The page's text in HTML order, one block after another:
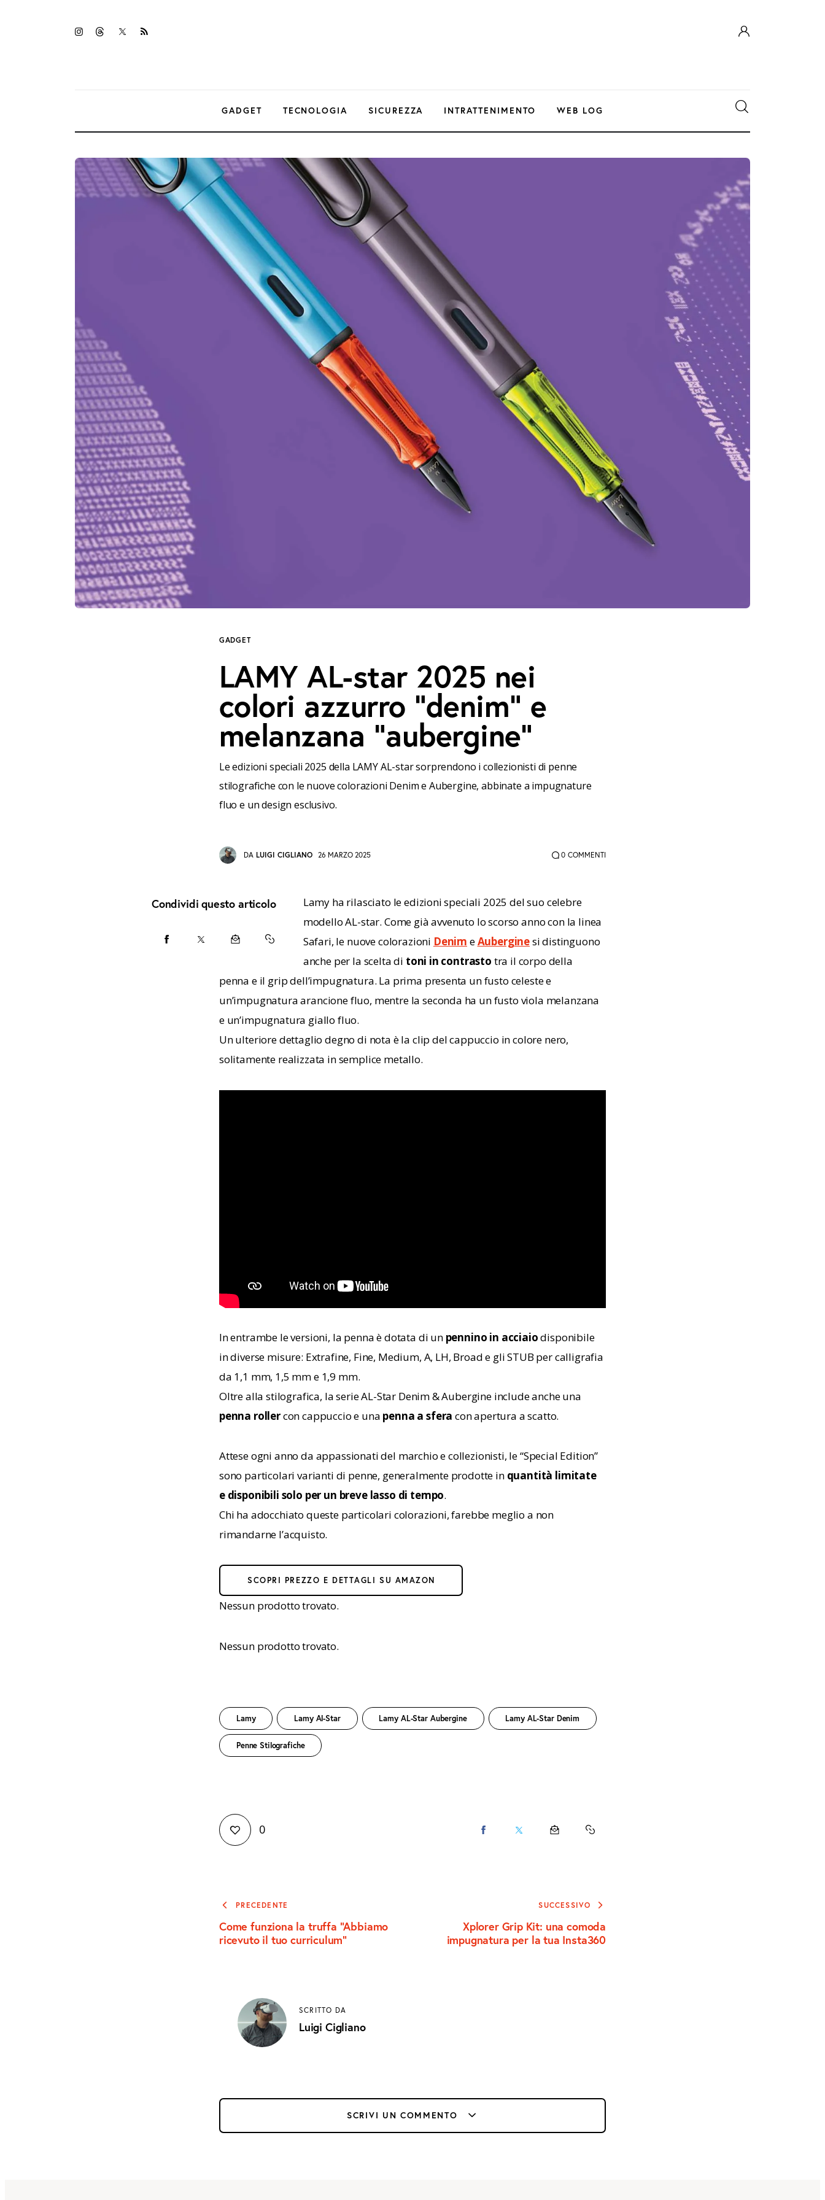
instagramm
threadstwitter-
rss
GADGET TECNOLOGIA SICUREZZA INTRATTENIMENTO WEB LOG
GADGET
LAMY AL-star 2025 nei
colori azzurro “denim” e
melanzana “aubergine”
Le edizioni speciali 2025 della LAMY AL-star sorprendono i collezionisti di penne
stilografiche con le nuove colorazioni Denim e Aubergine, abbinate a impugnature
fluo e un design esclusivo.
DA LUIGI CIGLIANO 26 MARZO 2025 0 COMMENTI
Condividi questo articolo
CONDIVIDICONDIVIDICONDIVIDI
EMAIL
COPY
TO
CLIPBOARD
Lamy ha rilasciato le edizioni speciali 2025 del suo celebre
modello AL-star. Come già avvenuto lo scorso anno con la linea
Safari, le nuove colorazioni Denim eAubergine si distinguono
anche per la scelta di toni in contrasto tra il corpo della
penna e il grip dell’impugnatura. La prima presenta un fusto celeste e
un’impugnatura arancione fluo, mentre la seconda ha un fusto viola melanzana
e un’impugnatura giallo fluo.
Un ulteriore dettaglio degno di nota è la clip del cappuccio in colore nero,
solitamente realizzata in semplice metallo.
In entrambe le versioni, la penna è dotata di un pennino in acciaio disponibile
in diverse misure: Extrafine, Fine, Medium, A, LH, Broad e gli STUB per calligrafia
da 1,1 mm, 1,5 mm e 1,9 mm.
Oltre alla stilografica, la serie AL-Star Denim & Aubergine include anche una
penna roller con cappuccio e una penna a sfera con apertura a scatto.
Attese ogni anno da appassionati del marchio e collezionisti, le “Special Edition”
sono particolari varianti di penne, generalmente prodotte in quantità limitate
e disponibili solo per un breve lasso di tempo.
Chi ha adocchiato queste particolari colorazioni, farebbe meglio a non
rimandarne l’acquisto.
SCOPRI PREZZO E DETTAGLI SU AMAZON
Nessun prodotto trovato.
Nessun prodotto trovato.
Lamy Lamy Al-Star Lamy AL-Star Aubergine Lamy AL-Star Denim
Penne Stilografiche
0 CONDIVIDICONDIVIDICONDIVIDICOPY
CLIPBOARD
Navigazione
articoli
PRECEDENTE
Come funziona la truffa “Abbiamo
ricevuto il tuo curriculum”
SUCCESSIVO
Xplorer Grip Kit: una comoda
impugnatura per la tua Insta360
SCRITTO DA
Luigi Cigliano
SCRIVI UN COMMENTO